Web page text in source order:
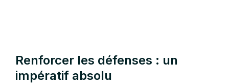
Renforcer les défenses : un
impératif absolu